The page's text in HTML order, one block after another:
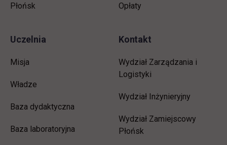
Płońsk Opłaty
Uczelnia
Misja
Władze
Baza dydaktyczna
Baza laboratoryjna
Kontakt
Wydział Zarządzania i
Logistyki
Wydział Inżynieryjny
Wydział Zamiejscowy
Płońsk